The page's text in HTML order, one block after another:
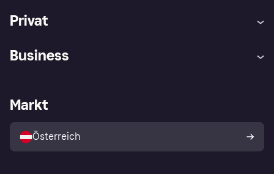
Privat
Shops entdecken
Business
Händlerportal
Markt
Österreich